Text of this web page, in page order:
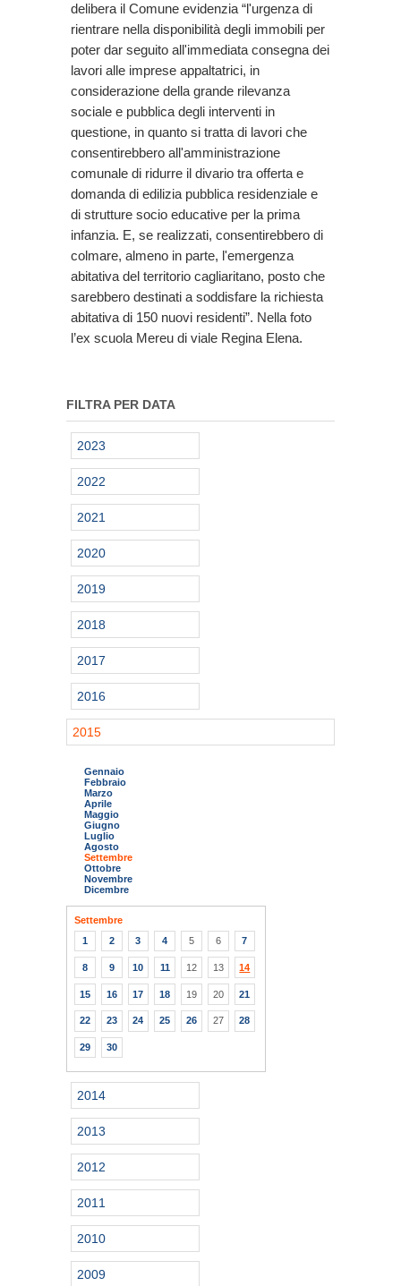
delibera il Comune evidenzia “l'urgenza di
rientrare nella disponibilità degli immobili per
poter dar seguito all'immediata consegna dei
lavori alle imprese appaltatrici, in
considerazione della grande rilevanza
sociale e pubblica degli interventi in
questione, in quanto si tratta di lavori che
consentirebbero all'amministrazione
comunale di ridurre il divario tra offerta e
domanda di edilizia pubblica residenziale e
di strutture socio educative per la prima
infanzia. E, se realizzati, consentirebbero di
colmare, almeno in parte, l'emergenza
abitativa del territorio cagliaritano, posto che
sarebbero destinati a soddisfare la richiesta
abitativa di 150 nuovi residenti”. Nella foto
l’ex scuola Mereu di viale Regina Elena.
FILTRA PER DATA
2023
2022
2021
2020
2019
2018
2017
2016
2015
Gennaio
Febbraio
Marzo
Aprile
Maggio
Giugno
Luglio
Agosto
Settembre
Ottobre
Novembre
Dicembre
Settembre
1
2 3 4 5 6 7
8 9 10 11 12 13 14
15 16 17 18 19 20 21
22 23 24 25 26 27 28
29 30
2014
2013
2012
2011
2010
2009